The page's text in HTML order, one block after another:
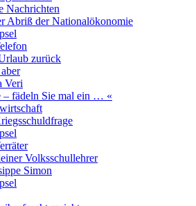
Nachrichten
Abriß der Nationalökonomie
zurück
Veri
– fädeln Sie mal ein … «
Volksschullehrer
Simon